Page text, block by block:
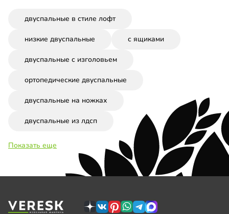
двуспальные в стиле лофт
низкие двуспальные с ящиками
двуспальные с изголовьем
ортопедические двуспальные
двуспальные на ножках
двуспальные из лдсп
Показать еще